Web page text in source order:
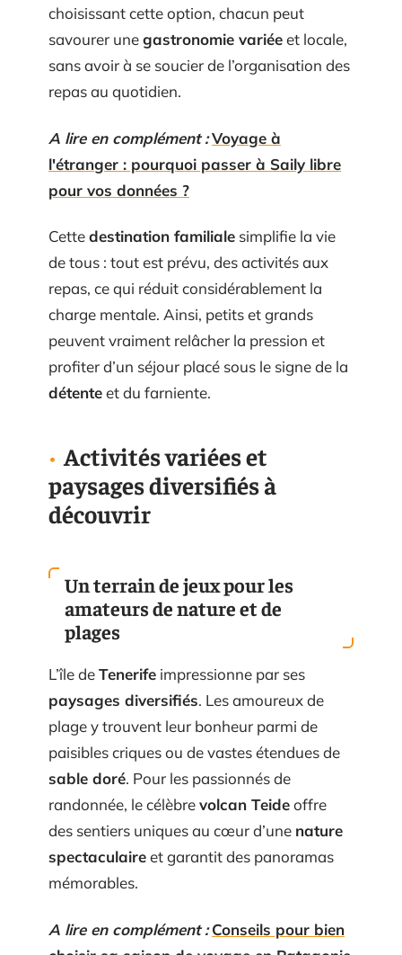
choisissant cette option, chacun peut
savourer unegastronomie variéeet locale,
sans avoir à se soucier de l’organisation des
repas au quotidien.
A lire en complément :Voyage à
l'étranger : pourquoi passer à Saily libre
pour vos données ?
Cettedestination familiale simplifie la vie
de tous : tout est prévu, des activités aux
repas, ce qui réduit considérablement la
charge mentale. Ainsi, petits et grands
peuvent vraiment relâcher la pression et
profiter d’un séjour placé sous le signe de la
détenteet du farniente.
Activités variées et
paysages diversifiés à
découvrir
Un terrain de jeux pour les
amateurs de nature et de
plages
L’île deTenerife impressionne par ses
paysages diversifiés. Les amoureux de
plage y trouvent leur bonheur parmi de
paisibles criques ou de vastes étendues de
sable doré. Pour les passionnés de
randonnée, le célèbrevolcan Teideoffre
des sentiers uniques au cœur d’une nature
spectaculaireet garantit des panoramas
mémorables.
A lire en complément : Conseils pour bien